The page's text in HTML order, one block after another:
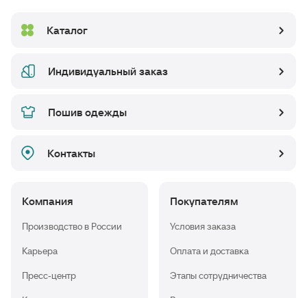
Каталог
Индивидуальный заказ
Пошив одежды
Контакты
Компания
Производство в России
Карьера
Пресс-центр
Покупателям
Условия заказа
Оплата и доставка
Этапы сотрудничества